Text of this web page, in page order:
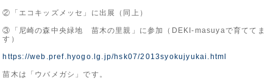
②「エコキッズメッセ」に出展（同上）
③「尼崎の森中央緑地 苗木の里親」に参加（DEKI-masuyaで育ててま
す）
https://web.pref.hyogo.lg.jp/hsk07/2013syokujyukai.html
苗木は「ウバメガシ」です。